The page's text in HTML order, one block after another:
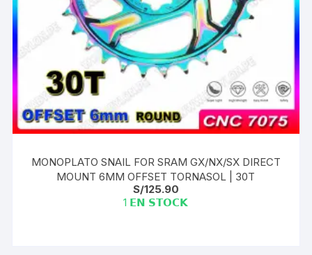
MONOPLATO SNAIL FOR SRAM GX/NX/SX DIRECT
MOUNT 6MM OFFSET TORNASOL | 30T
S/125.90
1 𝗘𝗡 𝗦𝗧𝗢𝗖𝗞